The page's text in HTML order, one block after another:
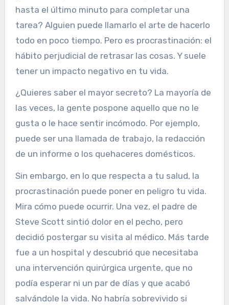
hasta el último minuto para completar una
tarea? Alguien puede llamarlo el arte de hacerlo
todo en poco tiempo. Pero es procrastinación: el
hábito perjudicial de retrasar las cosas. Y suele
tener un impacto negativo en tu vida.
¿Quieres saber el mayor secreto? La mayoría de
las veces, la gente pospone aquello que no le
gusta o le hace sentir incómodo. Por ejemplo,
puede ser una llamada de trabajo, la redacción
de un informe o los quehaceres domésticos.
Sin embargo, en lo que respecta a tu salud, la
procrastinación puede poner en peligro tu vida.
Mira cómo puede ocurrir. Una vez, el padre de
Steve Scott sintió dolor en el pecho, pero
decidió postergar su visita al médico. Más tarde
fue a un hospital y descubrió que necesitaba
una intervención quirúrgica urgente, que no
podía esperar ni un par de días y que acabó
salvándole la vida. No habría sobrevivido si